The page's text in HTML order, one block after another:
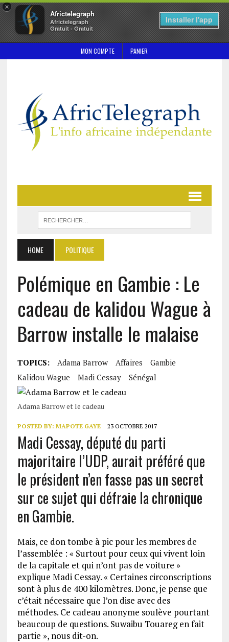
×
Africtelegraph
Africtelegraph
Gratuit - Gratuit
Installer l'app
MON COMPTE PANIER
HOME POLITIQUE
Polémique en Gambie : Le
cadeau de kalidou Wague à
Barrow installe le malaise
TOPICS: Adama Barrow Affaires
Gambie
Kalidou Wague
Madi Cessay Sénégal
Adama Barrow et le cadeau
POSTED BY: MAPOTE GAYE 23 OCTOBRE 2017
Madi Cessay, député du parti
majoritaire l’UDP, aurait préféré que
le président n’en fasse pas un secret
sur ce sujet qui défraie la chronique
en Gambie.
Mais, ce don tombe à pic pour les membres de
l’assemblée : « Surtout pour ceux qui vivent loin
de la capitale et qui n’ont pas de voiture »
explique Madi Cessay. « Certaines circonscriptions
sont à plus de 400 kilomètres. Donc, je pense que
c’était nécessaire que l’on dise avec des
méthodes. Ce cadeau anonyme soulève pourtant
beaucoup de questions. Suwaibu Touareg en fait
partie », nous dit-on.